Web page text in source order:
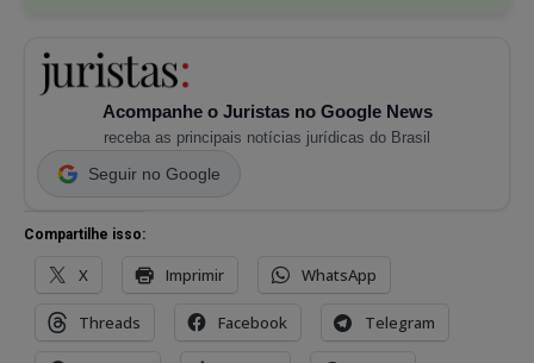
Acompanhe o Juristas no Google News
receba as principais notícias jurídicas do Brasil
Seguir no Google
Compartilhe isso:
X Imprimir WhatsApp
Threads Facebook Telegram